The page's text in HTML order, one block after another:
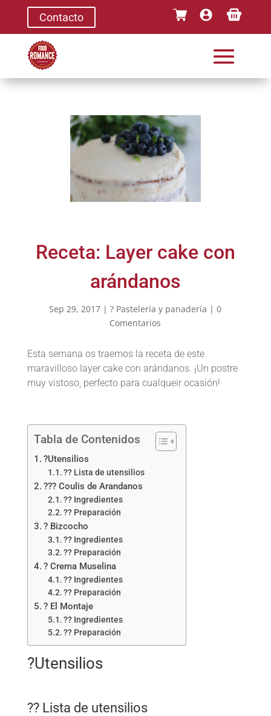
Contacto
Receta: Layer cake con
arándanos
Sep 29, 2017 |? Pastelería y panadería |0
Comentarios
Esta semana os traemos la receta de este
maravilloso layer cake con arándanos. ¡Un postre
muy vistoso, perfecto para cualqueir ocasión!
Tabla de Contenidos
?Utensilios
?? Lista de utensilios
??? Coulis de Arandanos
?? Ingredientes
?? Preparación
? Bizcocho
?? Ingredientes
?? Preparación
? Crema Muselina
?? Ingredientes
?? Preparación
? El Montaje
?? Ingredientes
?? Preparación
?Utensilios
?? Lista de utensilios